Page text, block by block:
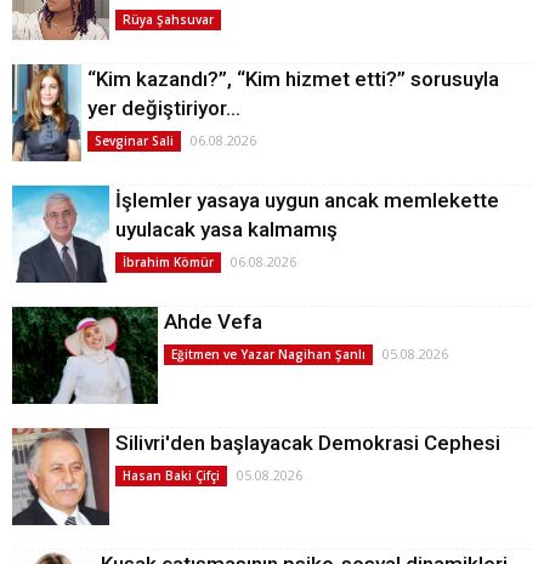
Rüya Şahsuvar
“Kim kazandı?”, “Kim hizmet etti?” sorusuyla
yer değiştiriyor…
Sevginar Sali 06.08.2026
İşlemler yasaya uygun ancak memlekette
uyulacak yasa kalmamış
İbrahim Kömür 06.08.2026
Ahde Vefa
Eğitmen ve Yazar Nagihan Şanlı 05.08.2026
Silivri'den başlayacak Demokrasi Cephesi
Hasan Baki Çifçi 05.08.2026